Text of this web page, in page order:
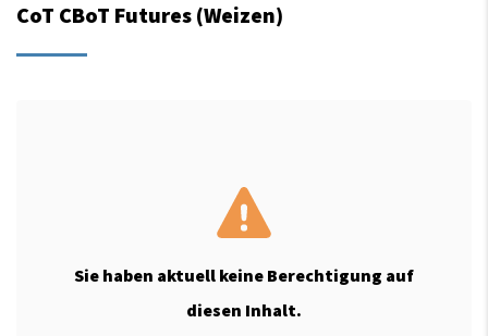
CoT CBoT Futures (Weizen)
Sie haben aktuell keine Berechtigung auf
diesen Inhalt.